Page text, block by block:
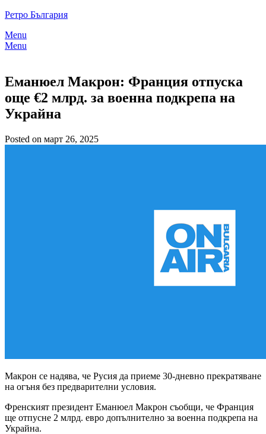
Skip
content
Ретро България
Menu
Menu
Еманюел Макрон: Франция отпуска
още €2 млрд. за военна подкрепа на
Украйна
Posted on март 26, 2025
Макрон се надява, че Русия да приеме 30-дневно прекратяване
на огъня без предварителни условия.
Френският президент Еманюел Макрон съобщи, че Франция
ще отпусне 2 млрд. евро допълнително за военна подкрепа на
Украйна.